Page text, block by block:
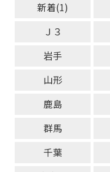
新着(1)
Ｊ３
岩手
山形
鹿島
群馬
千葉